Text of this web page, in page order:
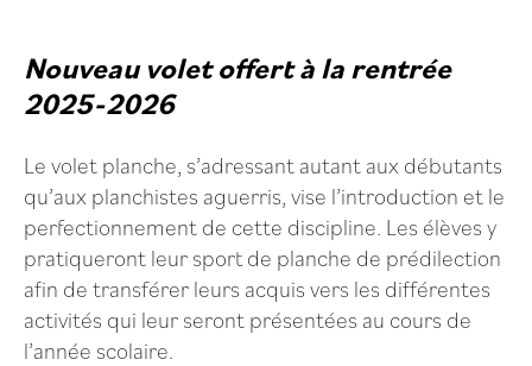
Nouveau volet offert à la rentrée
2025-2026
Le volet planche, s’adressant autant aux débutants
qu’aux planchistes aguerris, vise l’introduction et le
perfectionnement de cette discipline. Les élèves y
pratiqueront leur sport de planche de prédilection
afin de transférer leurs acquis vers les différentes
activités qui leur seront présentées au cours de
l’année scolaire.